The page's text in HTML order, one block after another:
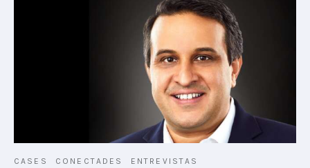
CASES CONECTADES ENTREVISTAS